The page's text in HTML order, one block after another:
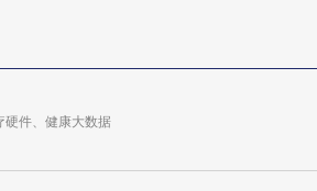
硬件、健康大数据